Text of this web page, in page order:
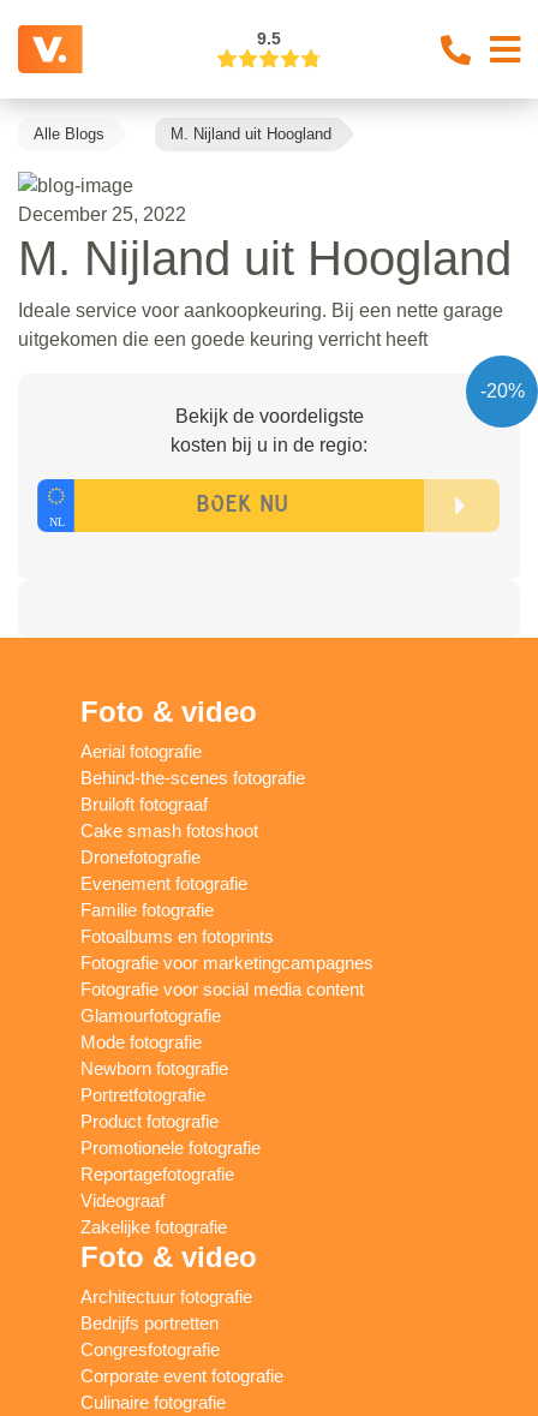
9.5
Alle Blogs M. Nijland uit Hoogland
December 25, 2022
M. Nijland uit Hoogland
Ideale service voor aankoopkeuring. Bij een nette garage
uitgekomen die een goede keuring verricht heeft
-20%
Bekijk de voordeligste
kosten bij u in de regio:
Foto & video
Aerial fotografie
Behind-the-scenes fotografie
Bruiloft fotograaf
Cake smash fotoshoot
Dronefotografie
Evenement fotografie
Familie fotografie
Fotoalbums en fotoprints
Fotografie voor marketingcampagnes
Fotografie voor social media content
Glamourfotografie
Mode fotografie
Newborn fotografie
Portretfotografie
Product fotografie
Promotionele fotografie
Reportagefotografie
Videograaf
Zakelijke fotografie
Foto & video
Architectuur fotografie
Bedrijfs portretten
Congresfotografie
Corporate event fotografie
Culinaire fotografie